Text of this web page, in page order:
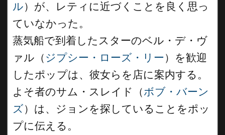
ル）が、レティに近づくことを良く思っ
ていなかった。
蒸気船で到着したスターのベル・デ・ヴ
ァル（ ジプシー・ローズ・リー）を歓迎
したポップは、彼女らを店に案内する。
よそ者のサム・スレイド（ボブ・バーン
ズ）は、ジョンを探していることをポッ
プに伝える。